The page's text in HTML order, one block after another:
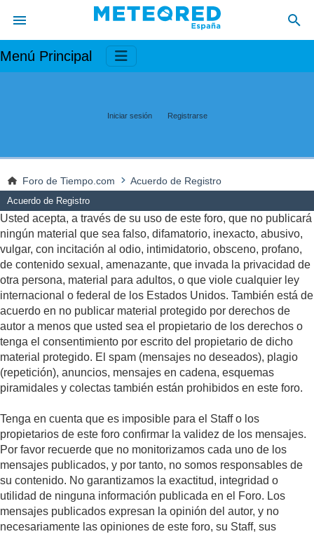
Menú Principal
Iniciar sesión Registrarse
Foro de Tiempo.com Acuerdo de Registro
Acuerdo de Registro
Usted acepta, a través de su uso de este foro, que no publicará
ningún material que sea falso, difamatorio, inexacto, abusivo,
vulgar, con incitación al odio, intimidatorio, obsceno, profano,
de contenido sexual, amenazante, que invada la privacidad de
otra persona, material para adultos, o que viole cualquier ley
internacional o federal de los Estados Unidos. También está de
acuerdo en no publicar material protegido por derechos de
autor a menos que usted sea el propietario de los derechos o
tenga el consentimiento por escrito del propietario de dicho
material protegido. El spam (mensajes no deseados), plagio
(repetición), anuncios, mensajes en cadena, esquemas
piramidales y colectas también están prohibidos en este foro.
Tenga en cuenta que es imposible para el Staff o los
propietarios de este foro confirmar la validez de los mensajes.
Por favor recuerde que no monitorizamos cada uno de los
mensajes publicados, y por tanto, no somos responsables de
su contenido. No garantizamos la exactitud, integridad o
utilidad de ninguna información publicada en el Foro. Los
mensajes publicados expresan la opinión del autor, y no
necesariamente las opiniones de este foro, su Staff, sus